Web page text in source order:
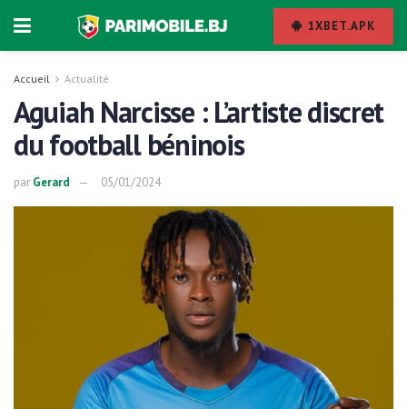
1XBET.APK
Accueil Actualité
Aguiah Narcisse : L’artiste discret
du football béninois
par Gerard 05/01/2024